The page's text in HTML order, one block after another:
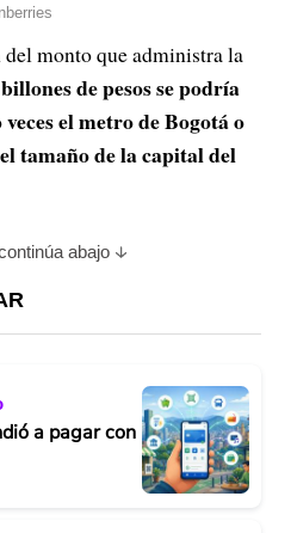
monto que administra la
de pesos se podría
el metro de Bogotá o
tamaño de la capital del
abajo
a pagar con